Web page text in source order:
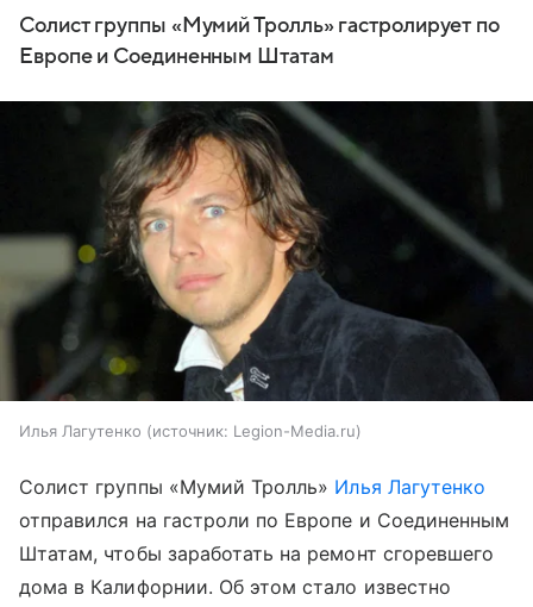
Солист группы «Мумий Тролль» гастролирует по
Европе и Соединенным Штатам
Илья Лагутенко источник: Legion-Media.ru
Солист группы «Мумий Тролль» Илья Лагутенко
отправился на гастроли по Европе и Соединенным
Штатам, чтобы заработать на ремонт сгоревшего
дома в Калифорнии. Об этом стало известно